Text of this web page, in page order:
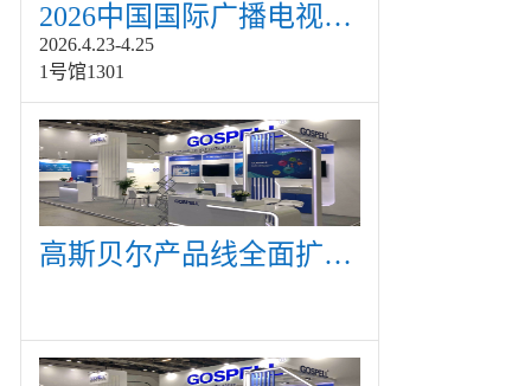
2026中国国际广播电视信息网络展览会展
2026.4.23-4.25
1号馆1301
高斯贝尔产品线全面扩展，众多新产品亮相CommunicAsia 2019